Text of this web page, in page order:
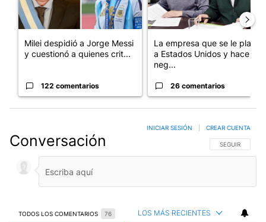
Milei despidió a Jorge Messi
y cuestionó a quienes crit...
122 comentarios
La empresa que se le plantó
a Estados Unidos y hace
neg...
26 comentarios
Conversación SIGA ESTA
SEGUIR
INICIAR SESIÓN CREAR CUENTA
TODOS LOS COMENTARIOS 76 LOS MÁS RECIENTES